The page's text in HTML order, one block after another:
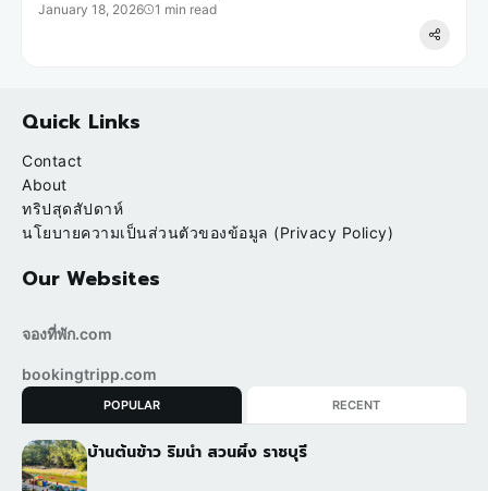
January 18, 2026
1 min read
Quick Links
Contact
About
ทริปสุดสัปดาห์
นโยบายความเป็นส่วนตัวของข้อมูล (Privacy Policy)
Our Websites
จองที่พัก.com
bookingtripp.com
POPULAR RECENT
บ้านต้นข้าว ริมน้ำ สวนผึ้ง ราชบุรี